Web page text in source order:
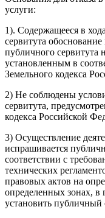
услуги:
1). Содержащееся в
сервитута
публичного сервитута
установленным в
Земельного кодекса
2) Не соблюдены
сервитута,
кодекса Российской
3) Осуществление
испрашивается
соответствии с
технических
правовых актов на
определенных зонах, в
установить публичный